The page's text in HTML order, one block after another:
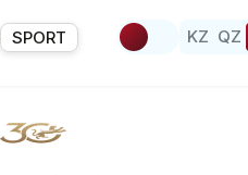
SPORT KZ QZ